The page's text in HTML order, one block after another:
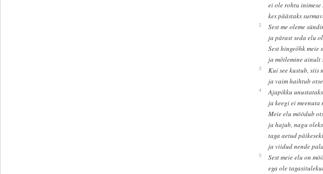
ei ole rohtu inimese
kes päästaks
2
Sest me oleme
ja pärast seda elu
Sest hingeõhk meie
ja mõtlemine ainult
3
Kui see kustub, siis
ja vaim haihtub
4
Ajapikku
ja keegi ei meenuta
Meie elu möödub
ja hajub, nagu
taga aetud
ja viidud nende
5
Sest meie elu on
ega ole